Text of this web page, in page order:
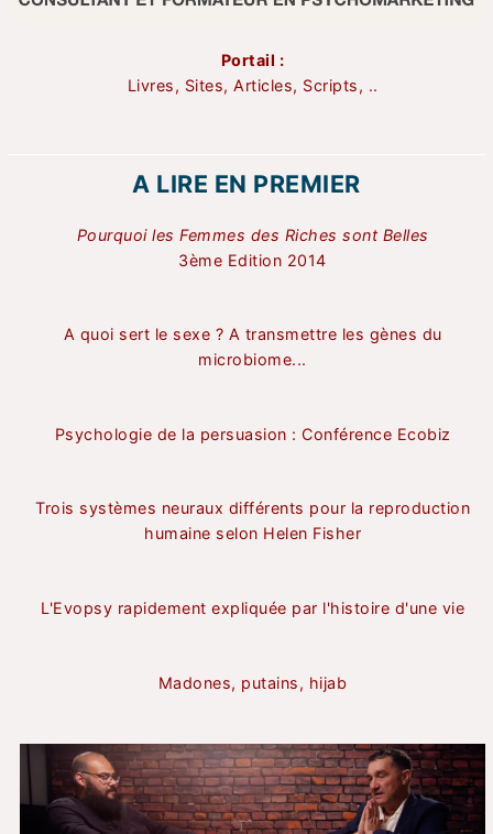
Portail :
Livres, Sites, Articles, Scripts, ..
A LIRE EN PREMIER
Pourquoi les Femmes des Riches sont Belles
3ème Edition 2014
A quoi sert le sexe ? A transmettre les gènes du
microbiome...
Psychologie de la persuasion : Conférence Ecobiz
Trois systèmes neuraux différents pour la reproduction
humaine selon Helen Fisher
L'Evopsy rapidement expliquée par l'histoire d'une vie
Madones, putains, hijab